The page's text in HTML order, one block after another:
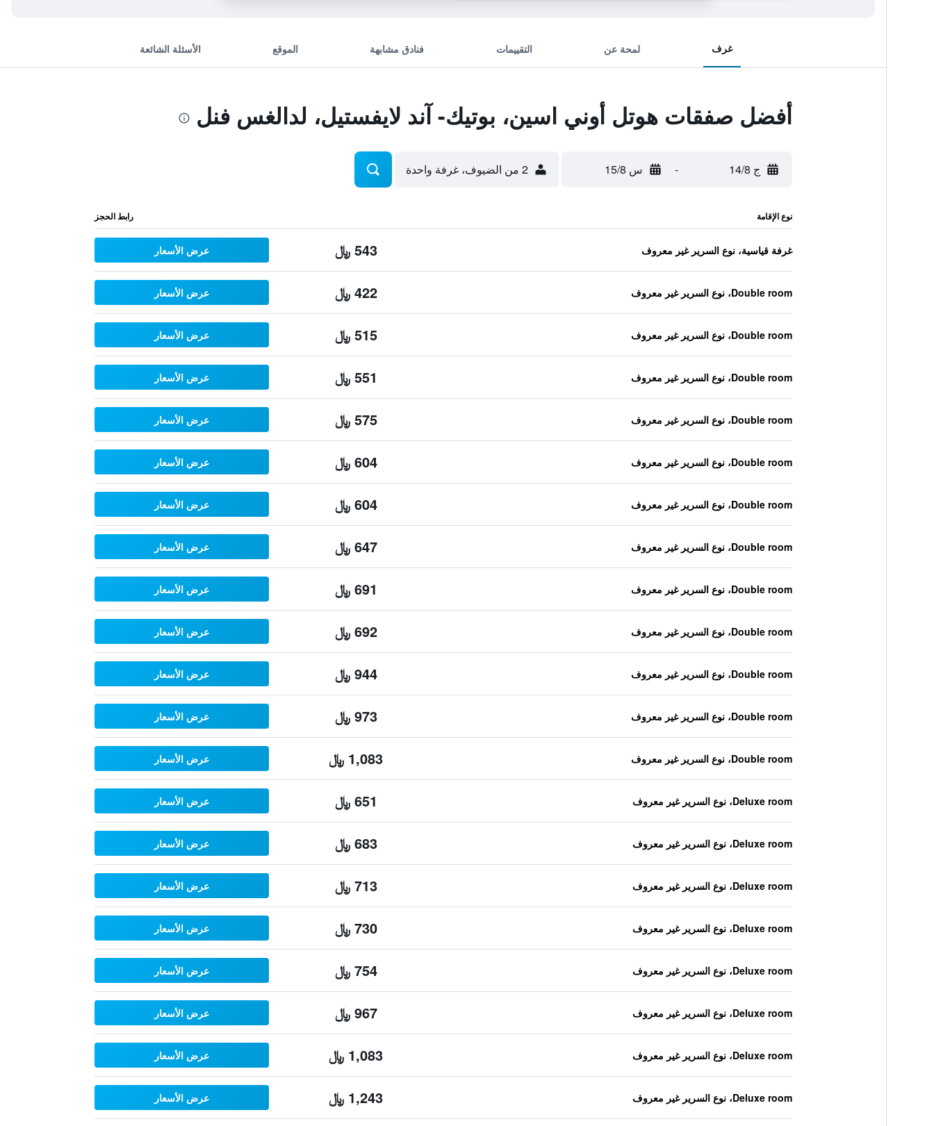
غرف لمحة عن التقييمات فنادق مشابهة الموقع الأسئلة الشائعة
أفضل صفقات هوتل أوني اسين، بوتيك- آند لايفستيل، لدالغس فنل
ج 14/8 - س 15/8 2 من الضيوف، غرفة واحدة
نوع الإقامة رابط الحجز
غرفة قياسية، نوع السرير غير معروف 543 ﷼ عرض الأسعار
Double room، نوع السرير غير معروف 422 ﷼ عرض الأسعار
Double room، نوع السرير غير معروف 515 ﷼ عرض الأسعار
Double room، نوع السرير غير معروف 551 ﷼ عرض الأسعار
Double room، نوع السرير غير معروف 575 ﷼ عرض الأسعار
Double room، نوع السرير غير معروف 604 ﷼ عرض الأسعار
Double room، نوع السرير غير معروف 604 ﷼ عرض الأسعار
Double room، نوع السرير غير معروف 647 ﷼ عرض الأسعار
Double room، نوع السرير غير معروف 691 ﷼ عرض الأسعار
Double room، نوع السرير غير معروف 692 ﷼ عرض الأسعار
Double room، نوع السرير غير معروف 944 ﷼ عرض الأسعار
Double room، نوع السرير غير معروف 973 ﷼ عرض الأسعار
Double room، نوع السرير غير معروف 1,083 ﷼ عرض الأسعار
Deluxe room، نوع السرير غير معروف 651 ﷼ عرض الأسعار
Deluxe room، نوع السرير غير معروف 683 ﷼ عرض الأسعار
Deluxe room، نوع السرير غير معروف 713 ﷼ عرض الأسعار
Deluxe room، نوع السرير غير معروف 730 ﷼ عرض الأسعار
Deluxe room، نوع السرير غير معروف 754 ﷼ عرض الأسعار
Deluxe room، نوع السرير غير معروف 967 ﷼ عرض الأسعار
Deluxe room، نوع السرير غير معروف 1,083 ﷼ عرض الأسعار
Deluxe room، نوع السرير غير معروف 1,243 ﷼ عرض الأسعار